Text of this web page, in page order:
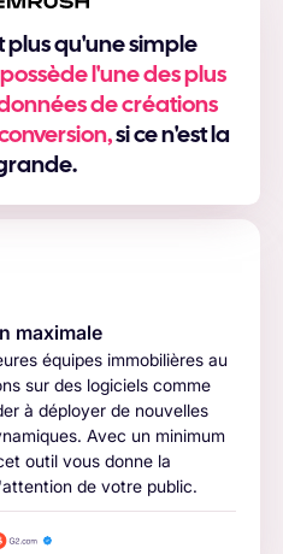
plus qu'une simple
l'une des plus
de créations
si ce n'est la
maximale
équipes immobilières au
sur des logiciels comme
à déployer de nouvelles
Avec un minimum
outil vous donne la
de votre public.